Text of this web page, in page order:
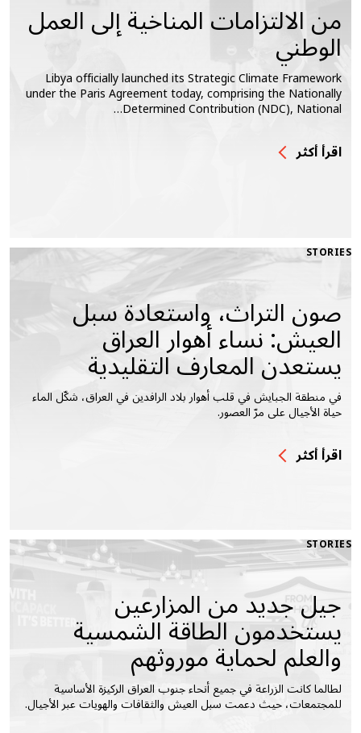
من الالتزامات المناخية إلى العمل
الوطني
Libya officially launched its Strategic Climate Framework
under the Paris Agreement today, comprising the Nationally
Determined Contribution (NDC), National…
اقرأ أكثر
STORIES
صون التراث، واستعادة سبل
العيش: نساء أهوار العراق
يستعدن المعارف التقليدية
في منطقة الجبايش في قلب أهوار بلاد الرافدين في العراق، شكّل الماء
حياة الأجيال على مرّ العصور.
اقرأ أكثر
STORIES
جيل جديد من المزارعين
يستخدمون الطاقة الشمسية
والعلم لحماية موروثهم
لطالما كانت الزراعة في جميع أنحاء جنوب العراق الركيزة الأساسية
للمجتمعات، حيث دعمت سبل العيش والثقافات والهويات عبر الأجيال.